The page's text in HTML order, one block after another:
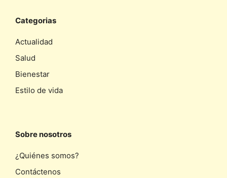
Categorias
Actualidad
Salud
Bienestar
Estilo de vida
Sobre nosotros
¿Quiénes somos?
Contáctenos